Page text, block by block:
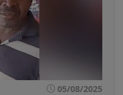
05/08/2025